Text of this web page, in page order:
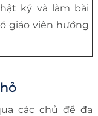
ký và làm bài
giáo viên hướng
các chủ đề đa